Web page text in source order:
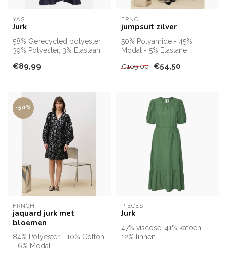
YAS
Jurk
58% Gerecycled polyester,
39% Polyester, 3% Elastaan
€89,99
-
FRNCH
jumpsuit zilver
50% Polyamide - 45%
Modal - 5% Elastane
Carefully crafted in China
€109,00 €54,50
-
-50%
FRNCH
jaquard jurk met
bloemen
84% Polyester - 10% Cotton
- 6% Modal
PIECES
Jurk
47% viscose, 41% katoen,
12% linnen